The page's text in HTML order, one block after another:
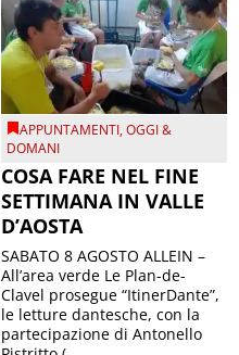
APPUNTAMENTI,OGGI &
DOMANI
COSA FARE NEL FINE
SETTIMANA IN VALLE
D’AOSTA
SABATO 8 AGOSTO ALLEIN –
All’area verde Le Plan-de-
Clavel prosegue “ItinerDante”,
le letture dantesche, con la
partecipazione di Antonello